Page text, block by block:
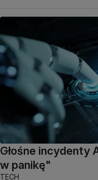
Głośne incydenty
w panikę"
TECH